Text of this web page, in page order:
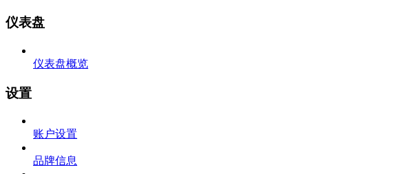
仪表盘
仪表盘概览
设置
账户设置
品牌信息